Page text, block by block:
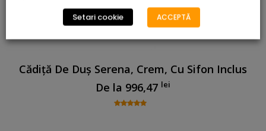
Cădiță De Duș Serena, Crem, Cu Sifon Inclus
De la 996,47 lei
Setari cookie ACCEPTĂ